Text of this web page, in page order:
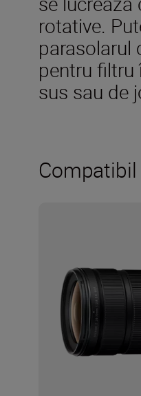
rotative.
parasolarul
pentru filtru
sus sau de
Compatibil